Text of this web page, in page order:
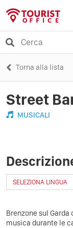
Torna alla lista
Street
MUSICALI
SELEZIONA LINGUA
Brenzone sul
musica durante le